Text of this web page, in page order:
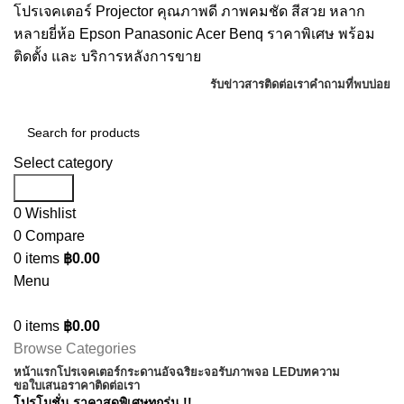
โปรเจคเตอร์ Projector คุณภาพดี ภาพคมชัด สีสวย หลาก
หลายยี่ห้อ Epson Panasonic Acer Benq ราคาพิเศษ พร้อม
ติดตั้ง และ บริการหลังการขาย
รับข่าวสารติดต่อเราคำถามที่พบบ่อย
Select category
0 Wishlist
0 Compare
0 items ฿0.00
Menu
0 items ฿0.00
Browse Categories
หน้าแรกโปรเจคเตอร์กระดานอัจฉริยะจอรับภาพจอ LEDบทความ
ขอใบเสนอราคาติดต่อเรา